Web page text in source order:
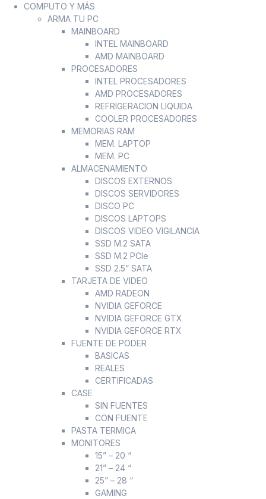
COMPUTO Y MÁS
ARMA TU PC
MAINBOARD
INTEL MAINBOARD
AMD MAINBOARD
PROCESADORES
INTEL PROCESADORES
AMD PROCESADORES
REFRIGERACION LIQUIDA
COOLER PROCESADORES
MEMORIAS RAM
MEM. LAPTOP
MEM. PC
ALMACENAMIENTO
DISCOS EXTERNOS
DISCOS SERVIDORES
DISCO PC
DISCOS LAPTOPS
DISCOS VIDEO VIGILANCIA
SSD M.2 SATA
SSD M.2 PCIe
SSD 2.5” SATA
TARJETA DE VIDEO
AMD RADEON
NVIDIA GEFORCE
NVIDIA GEFORCE GTX
NVIDIA GEFORCE RTX
FUENTE DE PODER
BASICAS
REALES
CERTIFICADAS
CASE
SIN FUENTES
CON FUENTE
PASTA TERMICA
MONITORES
15” – 20 “
21” – 24 “
25” – 28 “
GAMING